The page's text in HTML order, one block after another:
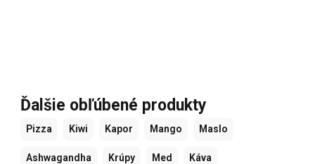
Ďalšie obľúbené produkty
Pizza Kiwi Kapor Mango Maslo
Ashwagandha Krúpy Med Káva